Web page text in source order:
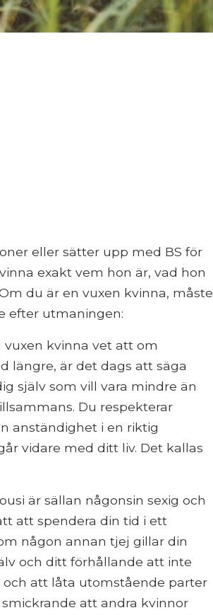
eller sätter upp med BS för
exakt vem hon är, vad hon
du är en vuxen kvinna, måste
efter utmaningen:
vuxen kvinna vet att om
längre, är det dags att säga
själv som vill vara mindre än
Du respekterar
anständighet i en riktig
vidare med ditt liv. Det kallas
är sällan någonsin sexig och
att spendera din tid i ett
någon annan tjej gillar din
och ditt förhållande att inte
att låta utomstående parter
att andra kvinnor